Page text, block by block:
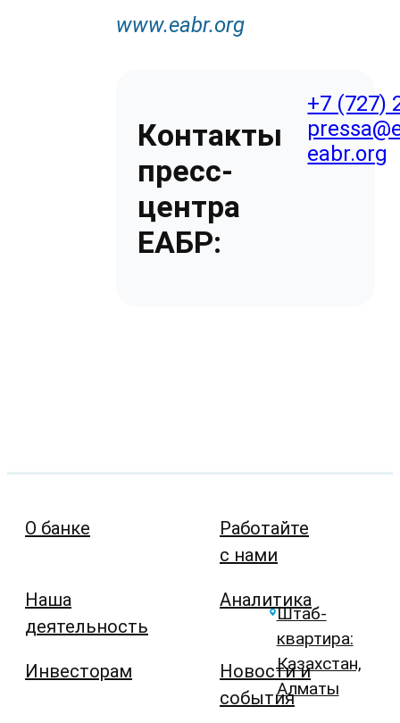
www.eabr.org
Контакты
пресс-
центра
ЕАБР:
+7 (727)
eabr.org
О банке
Наша
деятельность
Инвесторам
Работайте
с нами
Аналитика
Новости и
события
Штаб-
квартира:
Казахстан,
Алматы